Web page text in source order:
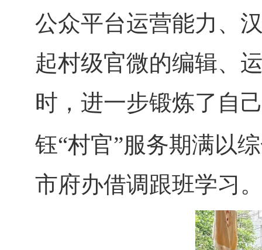
公众平台运营能力、
起村级官微的编辑、
时，进一步锻炼了自
钰“村官”服务期满以
市府办借调跟班学习